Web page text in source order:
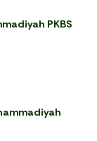
PKBS